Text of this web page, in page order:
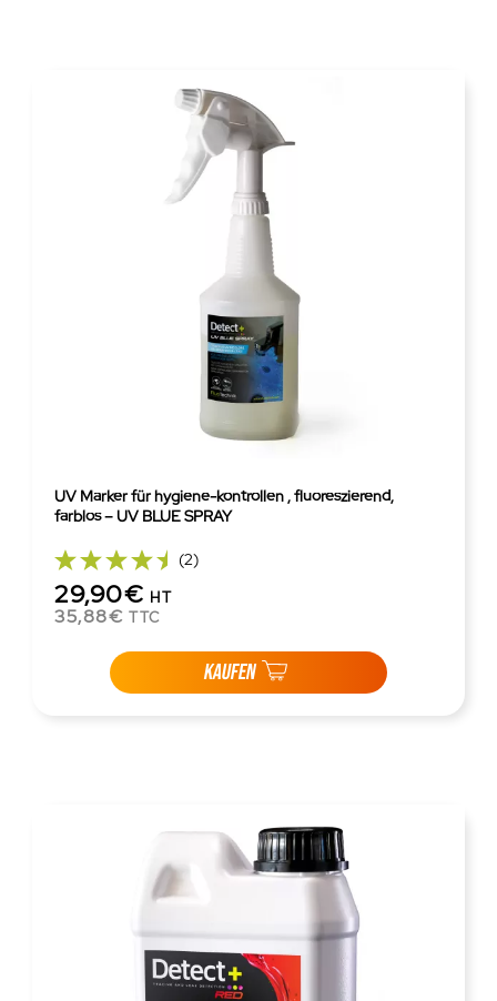
UV Marker für hygiene-kontrollen , fluoreszierend,
farblos – UV BLUE SPRAY
(2)
29,90€ HT
35,88€ TTC
KAUFEN